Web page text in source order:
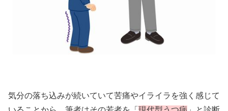
気分の落ち込みが続いていて苦痛やイライラを強く感じて